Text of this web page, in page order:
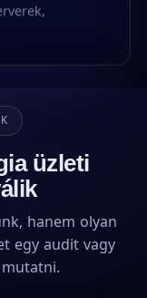
üzleti
hanem olyan
egy audit vagy